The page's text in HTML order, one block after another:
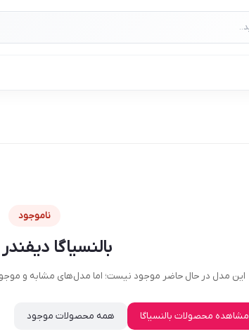
ناموجود
بالنسیاگا
این مدل در حال حاضر موجود نیست؛ اما مدل‌های مشابه و موجود
مشاهده محصولات بالنسیاگا همه محصولات موجود